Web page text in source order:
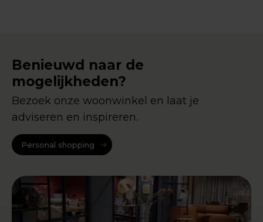
Benieuwd naar de
mogelijkheden?
Bezoek onze woonwinkel en laat je
adviseren en inspireren.
Personal shopping